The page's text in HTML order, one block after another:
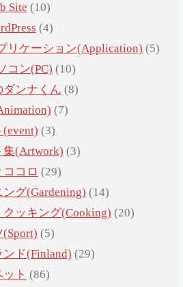
Site (10)
(4)
リケーション(Application) (5)
コン(PC) (10)
ダンナくん (8)
(7)
(3)
集(Artwork) (3)
ココロ (29)
ング(Gardening) (14)
クッキング(Cooking) (20)
(5)
ンド(Finland) (29)
ト (86)